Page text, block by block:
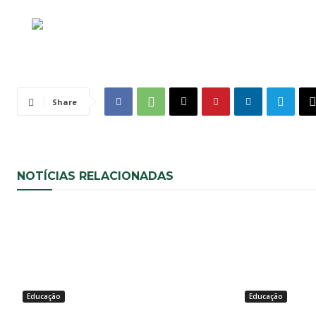
Share
NOTÍCIAS RELACIONADAS
Educação Educação